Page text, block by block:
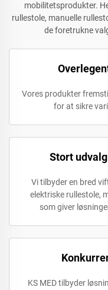
mobilitetsprodukter.
rullestole, manuelle
de foretrukne
Vores produkter
for at sikre
Stort
Vi tilbyder en bred
elektriske rullestole,
som giver
KS MED tilbyder